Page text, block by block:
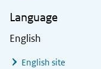
Language
English
English site